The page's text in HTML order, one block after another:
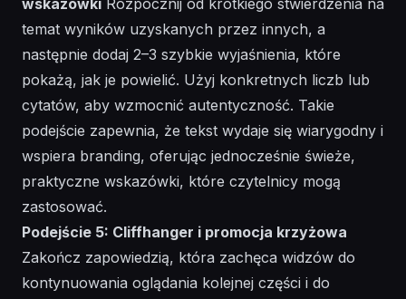
wskazówki Rozpocznij od krótkiego stwierdzenia na
temat wyników uzyskanych przez innych, a
następnie dodaj 2–3 szybkie wyjaśnienia, które
pokażą, jak je powielić. Użyj konkretnych liczb lub
cytatów, aby wzmocnić autentyczność. Takie
podejście zapewnia, że tekst wydaje się wiarygodny i
wspiera branding, oferując jednocześnie świeże,
praktyczne wskazówki, które czytelnicy mogą
zastosować.
Podejście 5: Cliffhanger i promocja krzyżowa
Zakończ zapowiedzią, która zachęca widzów do
kontynuowania oglądania kolejnej części i do